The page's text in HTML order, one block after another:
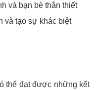
và bạn bè thân thiết
và tạo sự khác biệt
thể đạt được những kết